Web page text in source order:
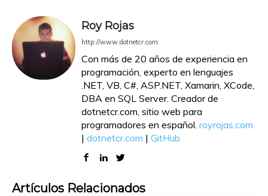
Roy Rojas
http://www.dotnetcr.com
Con más de 20 años de experiencia en
programación, experto en lenguajes
.NET, VB, C#, ASP.NET, Xamarin, XCode,
DBA en SQL Server. Creador de
dotnetcr.com, sitio web para
programadores en español. royrojas.com
| dotnetcr.com | GitHub
Artículos Relacionados